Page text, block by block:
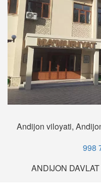
Andijon viloyati,
998
ANDIJON